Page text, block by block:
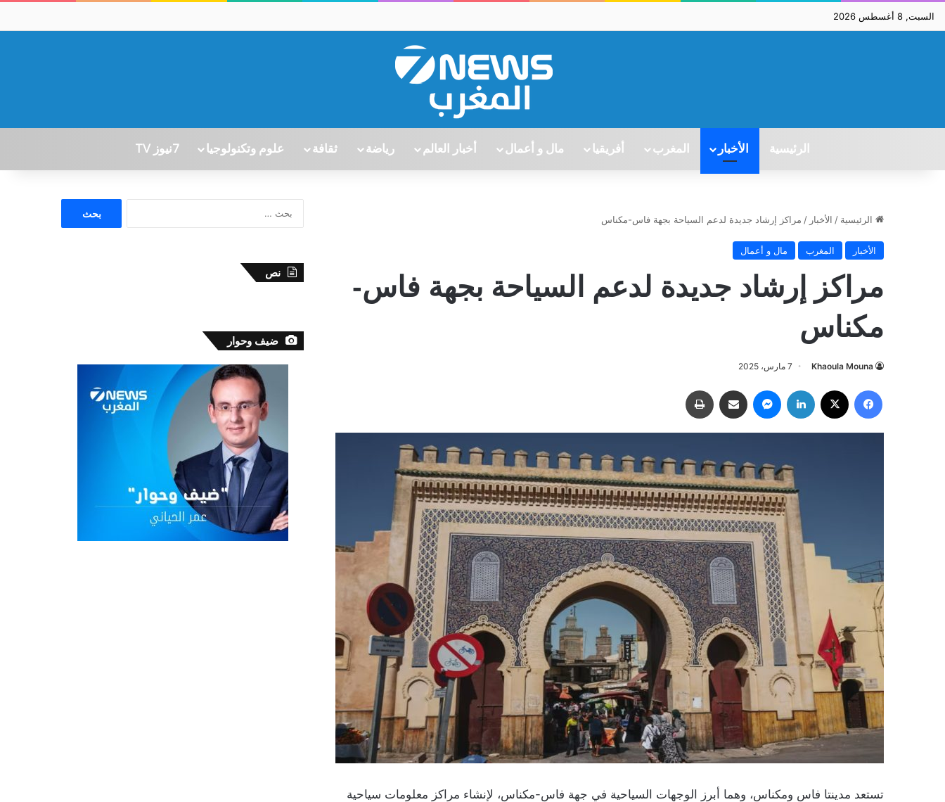
السبت, 8 أغسطس 2026
الرئيسية الأخبار المغرب أفريقيا مال و أعمال أخبار العالم رياضة ثقافة علوم وتكنولوجيا 7نيوز TV
الرئيسية / الأخبار / مراكز إرشاد جديدة لدعم السياحة بجهة فاس-مكناس
الأخبار المغرب مال و أعمال
مراكز إرشاد جديدة لدعم السياحة بجهة فاس-
مكناس
Khaoula Mouna 7 مارس، 2025
تستعد مدينتا فاس ومكناس، وهما أبرز الوجهات السياحية في جهة فاس-مكناس، لإنشاء مراكز معلومات سياحية
نص
ضيف وحوار